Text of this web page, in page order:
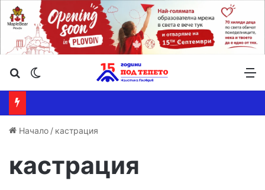
Търсене ...
Начало / кастрация
кастрация